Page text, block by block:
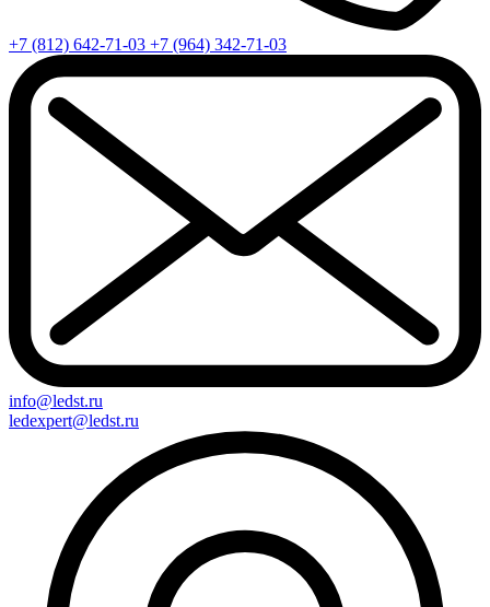
+7 (812) 642-71-03 +7 (964) 342-71-03
info@ledst.ru
ledexpert@ledst.ru